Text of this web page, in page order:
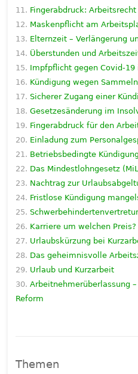
Fingerabdruck:
Maskenpflicht am
Elternzeit – Verlängerung
Überstunden und
Impfpflicht gegen Covid-
Kündigung wegen
Sicherer Zugang einer
Gesetzesänderung im
Fingerabdruck für den
Einladung zum
Betriebsbedingte Kündigung
Das Mindestlohngesetz
Nachtrag zur
Fristlose Kündigung
Karriere um welchen Preis?
Urlaubskürzung bei
Das geheimnisvolle
Urlaub und Kurzarbeit
Arbeitnehmerüberlassung
Reform
Themen